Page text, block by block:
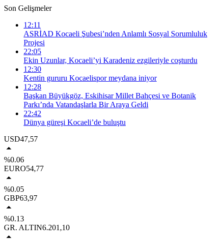
Son Gelişmeler
12:11
ASRİAD Kocaeli Şubesi’nden Anlamlı Sosyal Sorumluluk
Projesi
22:05
Ekin Uzunlar, Kocaeli’yi Karadeniz ezgileriyle coşturdu
12:30
Kentin gururu Kocaelispor meydana iniyor
12:28
Başkan Büyükgöz, Eskihisar Millet Bahçesi ve Botanik
Parkı’nda Vatandaşlarla Bir Araya Geldi
22:42
Dünya güreşi Kocaeli’de buluştu
USD47,57
%0.06
EURO54,77
%0.05
GBP63,97
%0.13
GR. ALTIN6.201,10